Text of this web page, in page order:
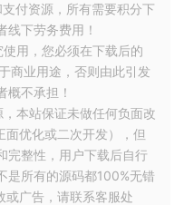
付资源，所有需要积分下
线下劳务费用！
用，您必须在下载后的
商业用途，否则由此引发
概不承担！
本站保证未做任何负面改
优化或二次开发），但
完整性，用户下载后自行
是所有的源码都100%无错
广告，请联系客服处